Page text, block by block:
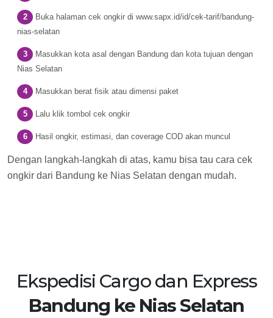
Buka halaman cek ongkir di www.sapx.id/id/cek-tarif/bandung-
nias-selatan
Masukkan kota asal dengan Bandung dan kota tujuan dengan
Nias Selatan
Masukkan berat fisik atau dimensi paket
Lalu klik tombol cek ongkir
Hasil ongkir, estimasi, dan coverage COD akan muncul
Dengan langkah-langkah di atas, kamu bisa tau cara cek
ongkir dari Bandung ke Nias Selatan dengan mudah.
Ekspedisi Cargo dan Express
Bandung ke Nias Selatan